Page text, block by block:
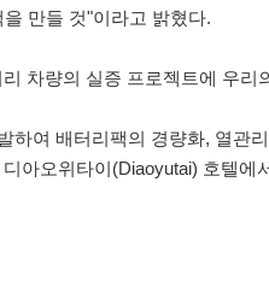
만들 것"이라고 밝혔다.
차량의 실증 프로젝트에 우리
여 배터리팩의 경량화, 열관
아오위타이(Diaoyutai) 호텔에